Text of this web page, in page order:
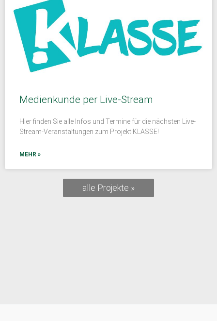
Medienkunde per Live-Stream
Hier finden Sie alle Infos und Termine für die nächsten Live-
Stream-Veranstaltungen zum Projekt KLASSE!
MEHR »
alle Projekte »